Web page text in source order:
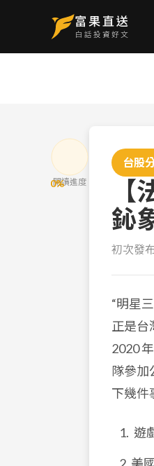
0%
閱讀進度
台股
鈊
初次發
“明星
正是台
2020
隊參加
下幾件
遊